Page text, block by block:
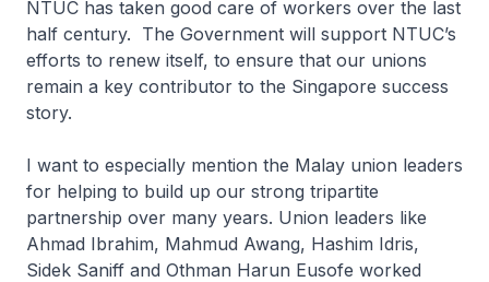
NTUC has taken good care of workers over the last
half century. The Government will support NTUC’s
efforts to renew itself, to ensure that our unions
remain a key contributor to the Singapore success
story.
I want to especially mention the Malay union leaders
for helping to build up our strong tripartite
partnership over many years. Union leaders like
Ahmad Ibrahim, Mahmud Awang, Hashim Idris,
Sidek Saniff and Othman Harun Eusofe worked